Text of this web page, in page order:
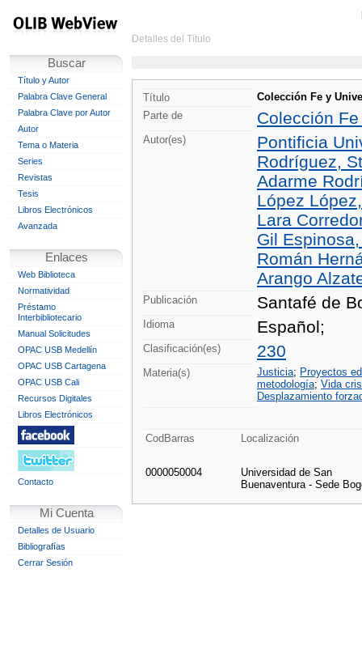
Buscar
Título y Autor
Palabra Clave General
Palabra Clave por Autor
Autor
Tema o Materia
Series
Revistas
Tesis
Libros Electrónicos
Avanzada
Enlaces
Web Biblioteca
Normatividad
Préstamo
Interbibliotecario
Manual Solicitudes
OPAC USB Medellín
OPAC USB Cartagena
OPAC USB Cali
Recursos Digitales
Libros Electrónicos
Contacto
Mi Cuenta
Detalles de Usuario
Bibliografías
Cerrar Sesión
Detalles del Título
Título
Colección Fe y
Parte de
Colección
Autor(es)
Pontificia
Rodríguez,
Adarme
López
Lara
Gil
Román
Arango
Publicación Santafé de
Idioma Español;
Clasificación(es) 230
Materia(s) Justicia; Proyectos
metodología; Vida
Desplazamiento
CodBarras Localización
0000050004
Universidad de San
Buenaventura - Sede